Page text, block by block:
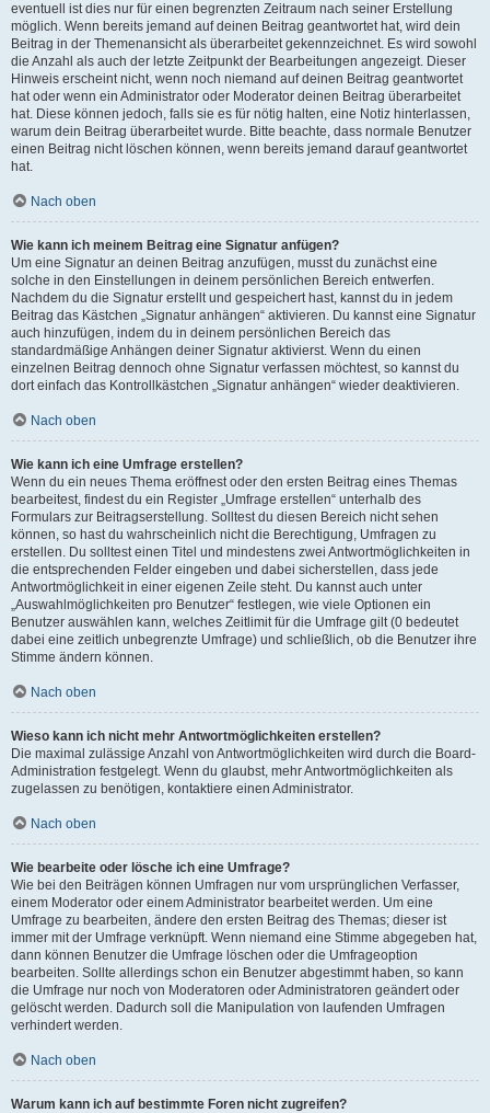
eventuell ist dies nur für einen begrenzten Zeitraum nach seiner Erstellung
möglich. Wenn bereits jemand auf deinen Beitrag geantwortet hat, wird dein
Beitrag in der Themenansicht als überarbeitet gekennzeichnet. Es wird sowohl
die Anzahl als auch der letzte Zeitpunkt der Bearbeitungen angezeigt. Dieser
Hinweis erscheint nicht, wenn noch niemand auf deinen Beitrag geantwortet
hat oder wenn ein Administrator oder Moderator deinen Beitrag überarbeitet
hat. Diese können jedoch, falls sie es für nötig halten, eine Notiz hinterlassen,
warum dein Beitrag überarbeitet wurde. Bitte beachte, dass normale Benutzer
einen Beitrag nicht löschen können, wenn bereits jemand darauf geantwortet
hat.
Nach oben
Wie kann ich meinem Beitrag eine Signatur anfügen?
Um eine Signatur an deinen Beitrag anzufügen, musst du zunächst eine
solche in den Einstellungen in deinem persönlichen Bereich entwerfen.
Nachdem du die Signatur erstellt und gespeichert hast, kannst du in jedem
Beitrag das Kästchen „Signatur anhängen“ aktivieren. Du kannst eine Signatur
auch hinzufügen, indem du in deinem persönlichen Bereich das
standardmäßige Anhängen deiner Signatur aktivierst. Wenn du einen
einzelnen Beitrag dennoch ohne Signatur verfassen möchtest, so kannst du
dort einfach das Kontrollkästchen „Signatur anhängen“ wieder deaktivieren.
Nach oben
Wie kann ich eine Umfrage erstellen?
Wenn du ein neues Thema eröffnest oder den ersten Beitrag eines Themas
bearbeitest, findest du ein Register „Umfrage erstellen“ unterhalb des
Formulars zur Beitragserstellung. Solltest du diesen Bereich nicht sehen
können, so hast du wahrscheinlich nicht die Berechtigung, Umfragen zu
erstellen. Du solltest einen Titel und mindestens zwei Antwortmöglichkeiten in
die entsprechenden Felder eingeben und dabei sicherstellen, dass jede
Antwortmöglichkeit in einer eigenen Zeile steht. Du kannst auch unter
„Auswahlmöglichkeiten pro Benutzer“ festlegen, wie viele Optionen ein
Benutzer auswählen kann, welches Zeitlimit für die Umfrage gilt (0 bedeutet
dabei eine zeitlich unbegrenzte Umfrage) und schließlich, ob die Benutzer ihre
Stimme ändern können.
Nach oben
Wieso kann ich nicht mehr Antwortmöglichkeiten erstellen?
Die maximal zulässige Anzahl von Antwortmöglichkeiten wird durch die Board-
Administration festgelegt. Wenn du glaubst, mehr Antwortmöglichkeiten als
zugelassen zu benötigen, kontaktiere einen Administrator.
Nach oben
Wie bearbeite oder lösche ich eine Umfrage?
Wie bei den Beiträgen können Umfragen nur vom ursprünglichen Verfasser,
einem Moderator oder einem Administrator bearbeitet werden. Um eine
Umfrage zu bearbeiten, ändere den ersten Beitrag des Themas; dieser ist
immer mit der Umfrage verknüpft. Wenn niemand eine Stimme abgegeben hat,
dann können Benutzer die Umfrage löschen oder die Umfrageoption
bearbeiten. Sollte allerdings schon ein Benutzer abgestimmt haben, so kann
die Umfrage nur noch von Moderatoren oder Administratoren geändert oder
gelöscht werden. Dadurch soll die Manipulation von laufenden Umfragen
verhindert werden.
Nach oben
Warum kann ich auf bestimmte Foren nicht zugreifen?